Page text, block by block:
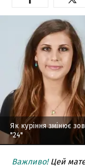
Як куріння змінює
"24"
Важливо! Цей